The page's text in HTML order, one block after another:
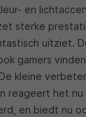
en
sterke
uitziet.
gamers
kleine
reageert het
en biedt nu